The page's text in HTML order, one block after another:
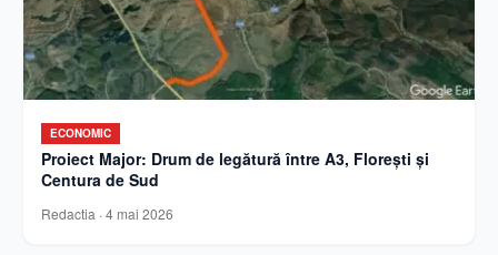
ECONOMIC
Proiect Major: Drum de legătură între A3, Florești și
Centura de Sud
Redactia · 4 mai 2026